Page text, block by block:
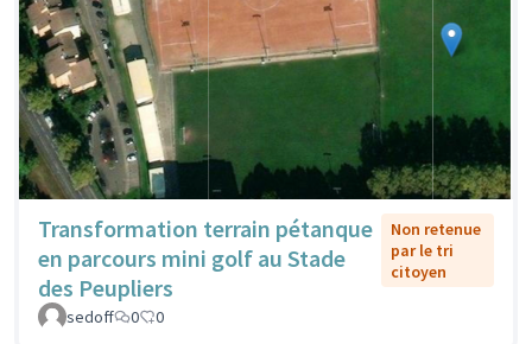
Transformation terrain pétanque
en parcours mini golf au Stade
des Peupliers
Non retenue
par le tri
citoyen
sedoff 0 0